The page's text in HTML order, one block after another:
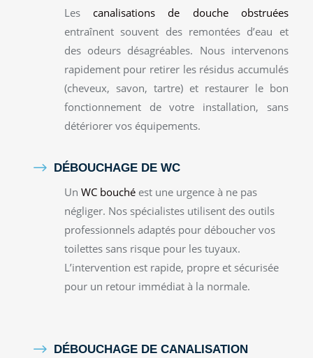
Les canalisations de douche obstruées
entraînent souvent des remontées d’eau et
des odeurs désagréables. Nous intervenons
rapidement pour retirer les résidus accumulés
(cheveux, savon, tartre) et restaurer le bon
fonctionnement de votre installation, sans
détériorer vos équipements.
$ DÉBOUCHAGE DE WC
Un WC bouchéest une urgence à ne pas
négliger. Nos spécialistes utilisent des outils
professionnels adaptés pour déboucher vos
toilettes sans risque pour les tuyaux.
L’intervention est rapide, propre et sécurisée
pour un retour immédiat à la normale.
$ DÉBOUCHAGE DE CANALISATION